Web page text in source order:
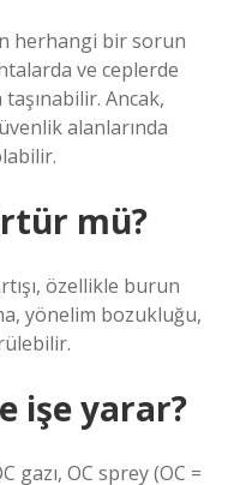
herhangi bir sorun
ve ceplerde
Ancak,
alanlarında
mü?
özellikle burun
yönelim bozukluğu,
işe yarar?
gazı, OC sprey (OC =